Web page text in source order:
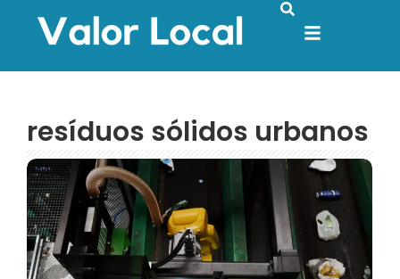
resíduos sólidos urbanos